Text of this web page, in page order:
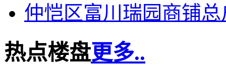
仲恺区富川瑞园商铺
热点楼盘更多..